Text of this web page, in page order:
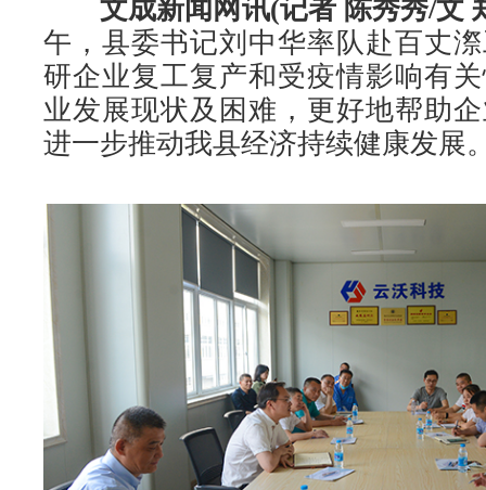
文成新闻网讯(记者 陈秀秀/文
午，县委书记刘中华率队赴百丈
研企业复工复产和受疫情影响有
业发展现状及困难，更好地帮助
进一步推动我县经济持续健康发展